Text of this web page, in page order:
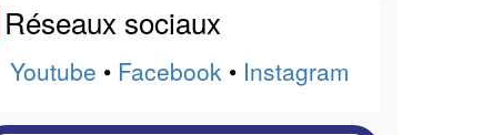
Réseaux sociaux
Youtube • Facebook • Instagram